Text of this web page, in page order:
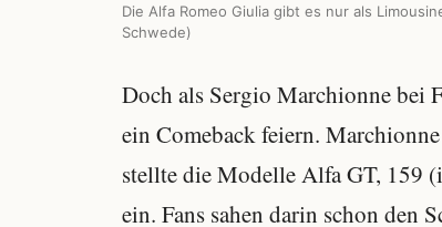
Die Alfa Romeo Giulia gibt es nur als
Schwede)
Doch als Sergio Marchionne bei
ein Comeback feiern.
stellte die Modelle Alfa GT, 159
ein. Fans sahen darin schon den